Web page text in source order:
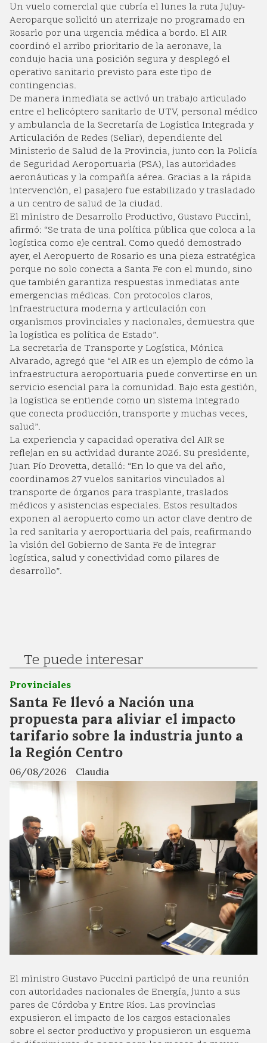
Un vuelo comercial que cubría el lunes la ruta Jujuy-
Aeroparque solicitó un aterrizaje no programado en
Rosario por una urgencia médica a bordo. El AIR
coordinó el arribo prioritario de la aeronave, la
condujo hacia una posición segura y desplegó el
operativo sanitario previsto para este tipo de
contingencias.
De manera inmediata se activó un trabajo articulado
entre el helicóptero sanitario de UTV, personal médico
y ambulancia de la Secretaría de Logística Integrada y
Articulación de Redes (Seliar), dependiente del
Ministerio de Salud de la Provincia, junto con la Policía
de Seguridad Aeroportuaria (PSA), las autoridades
aeronáuticas y la compañía aérea. Gracias a la rápida
intervención, el pasajero fue estabilizado y trasladado
a un centro de salud de la ciudad.
El ministro de Desarrollo Productivo, Gustavo Puccini,
afirmó: “Se trata de una política pública que coloca a la
logística como eje central. Como quedó demostrado
ayer, el Aeropuerto de Rosario es una pieza estratégica
porque no solo conecta a Santa Fe con el mundo, sino
que también garantiza respuestas inmediatas ante
emergencias médicas. Con protocolos claros,
infraestructura moderna y articulación con
organismos provinciales y nacionales, demuestra que
la logística es política de Estado”.
La secretaria de Transporte y Logística, Mónica
Alvarado, agregó que “el AIR es un ejemplo de cómo la
infraestructura aeroportuaria puede convertirse en un
servicio esencial para la comunidad. Bajo esta gestión,
la logística se entiende como un sistema integrado
que conecta producción, transporte y muchas veces,
salud”.
La experiencia y capacidad operativa del AIR se
reflejan en su actividad durante 2026. Su presidente,
Juan Pío Drovetta, detalló: “En lo que va del año,
coordinamos 27 vuelos sanitarios vinculados al
transporte de órganos para trasplante, traslados
médicos y asistencias especiales. Estos resultados
exponen al aeropuerto como un actor clave dentro de
la red sanitaria y aeroportuaria del país, reafirmando
la visión del Gobierno de Santa Fe de integrar
logística, salud y conectividad como pilares de
desarrollo”.
Te puede interesar
Santa Fe llevó a Nación una
propuesta para aliviar el impacto
tarifario sobre la industria junto a
la Región Centro
Claudia
Provinciales
06/08/2026
El ministro Gustavo Puccini participó de una reunión
con autoridades nacionales de Energía, junto a sus
pares de Córdoba y Entre Ríos. Las provincias
expusieron el impacto de los cargos estacionales
sobre el sector productivo y propusieron un esquema